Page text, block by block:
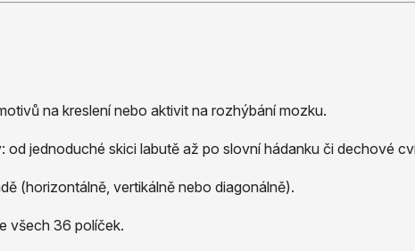
na kreslení nebo aktivit na rozhýbání mozku.
od jednoduché skici labutě až po slovní hádanku či dechové
(horizontálně, vertikálně nebo diagonálně).
všech 36 políček.